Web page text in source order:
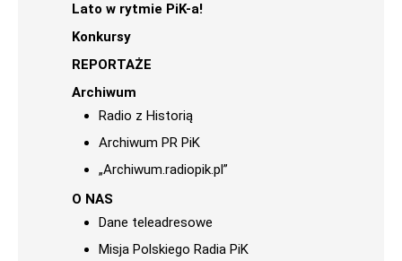
Lato w rytmie PiK-a!
Konkursy
REPORTAŻE
Archiwum
Radio z Historią
Archiwum PR PiK
„Archiwum.radiopik.pl”
O NAS
Dane teleadresowe
Misja Polskiego Radia PiK